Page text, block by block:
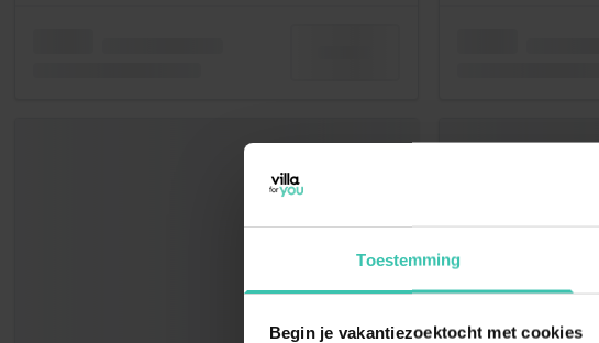
Toestemming
Begin je vakantiezoektocht met cookies